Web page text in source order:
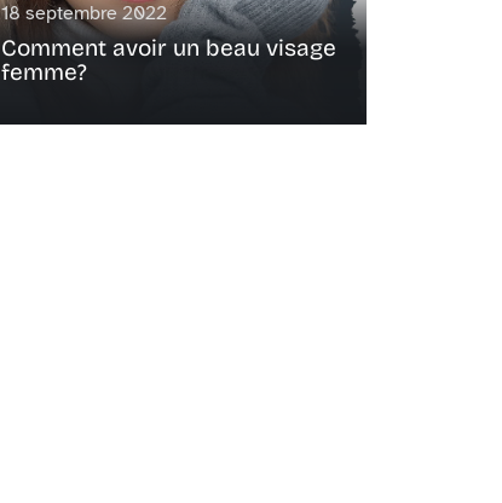
18 septembre 2022
Comment avoir un beau visage
femme?